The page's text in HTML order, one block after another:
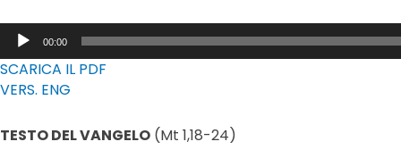
Audio
Player
00:00
SCARICA IL PDF
VERS. ENG
TESTO DEL VANGELO (Mt 1,18-24)